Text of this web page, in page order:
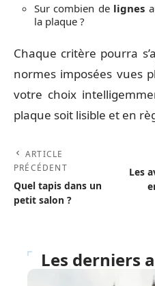
Sur combien de lignes
la plaque ?
Chaque critère pourra
normes imposées vues
votre choix
plaque soit lisible et en
ARTICLE
PRÉCÉDENT
Quel tapis dans un
petit salon ?
Les
Les derniers